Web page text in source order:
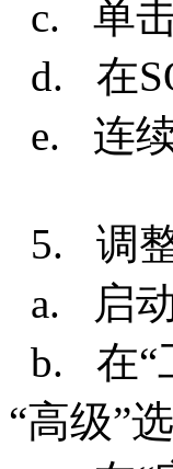
c. 单
d. 在
e. 连
5. 调
a. 启
b. 在“
“高级”